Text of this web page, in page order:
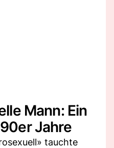
Mann: Ein
Jahre
tauchte